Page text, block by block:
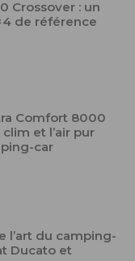
Crossover : un
de référence
Comfort 8000
et l’air pur
car
l’art du camping-
Ducato et